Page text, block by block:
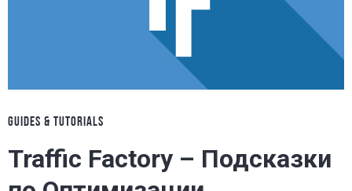
GUIDES & TUTORIALS
Traffic Factory – Подсказки